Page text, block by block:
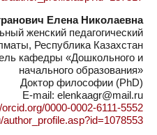
Елена Николаевна
женский педагогический
Республика Казахстан
кафедры «Дошкольного и
начального образования»
Доктор философии (PhD)
E-mail: elenkaagr@mail.ru
0000-0002-6111-5552
author_profile.asp?id=1078553